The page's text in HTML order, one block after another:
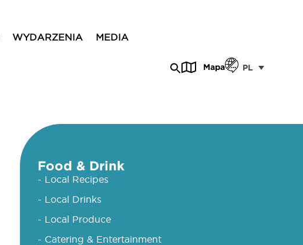
WYDARZENIA MEDIA
Mapa PL
Food & Drink
- Local Recipes
- Local Drinks
- Local Produce
- Catering & Entertainment